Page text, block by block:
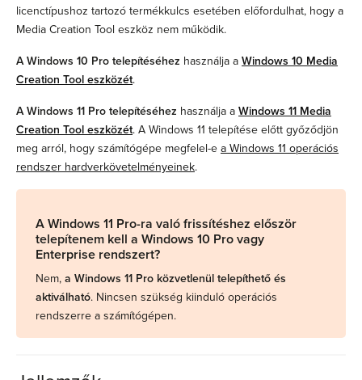
licenctípushoz tartozó termékkulcs esetében előfordulhat, hogy a
Media Creation Tool eszköz nem működik.
A Windows 10 Pro telepítéséhez használja a Windows 10 Media
Creation Tool eszközét.
A Windows 11 Pro telepítéséhez használja a Windows 11 Media
Creation Tool eszközét. A Windows 11 telepítése előtt győződjön
meg arról, hogy számítógépe megfelel-e a Windows 11 operációs
rendszer hardverkövetelményeinek.
A Windows 11 Pro-ra való frissítéshez először
telepítenem kell a Windows 10 Pro vagy
Enterprise rendszert?
Nem, a Windows 11 Pro közvetlenül telepíthető és
aktiválható. Nincsen szükség kiinduló operációs
rendszerre a számítógépen.